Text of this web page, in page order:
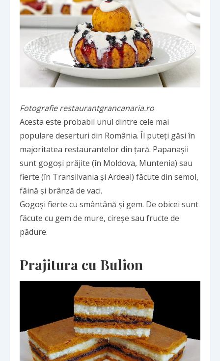
Fotografie restaurantgrancanaria.ro
Acesta este probabil unul dintre cele mai
populare deserturi din România. Îl puteți găsi în
majoritatea restaurantelor din țară. Papanașii
sunt gogoși prăjite (în Moldova, Muntenia) sau
fierte (în Transilvania și Ardeal) făcute din semol,
făină și brânză de vaci.
Gogoși fierte cu smântână și gem. De obicei sunt
făcute cu gem de mure, cireșe sau fructe de
pădure.
Prajitura cu Bulion